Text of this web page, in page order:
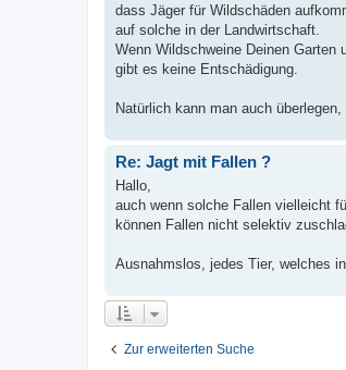
dass Jäger für Wildschäden
auf solche in der Landwirtschaft.
Wenn Wildschweine Deinen Garten
gibt es keine Entschädigung.
Natürlich kann man auch
Re: Jagt mit Fallen ?
Hallo,
auch wenn solche Fallen vielleicht
können Fallen nicht selektiv
Ausnahmslos, jedes Tier, welches
Zur erweiterten Suche